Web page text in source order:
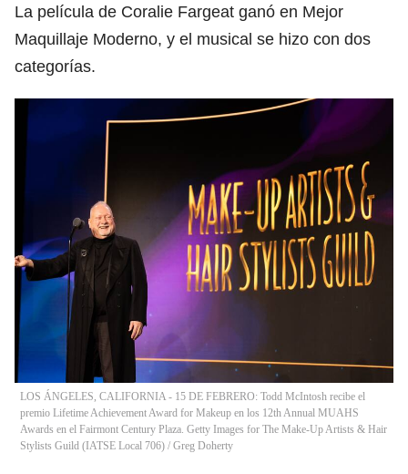
La película de Coralie Fargeat ganó en Mejor
Maquillaje Moderno, y el musical se hizo con dos
categorías.
LOS ÁNGELES, CALIFORNIA - 15 DE FEBRERO: Todd McIntosh recibe el
premio Lifetime Achievement Award for Makeup en los 12th Annual MUAHS
Awards en el Fairmont Century Plaza. Getty Images for The Make-Up Artists & Hair
Stylists Guild (IATSE Local 706) / Greg Doherty